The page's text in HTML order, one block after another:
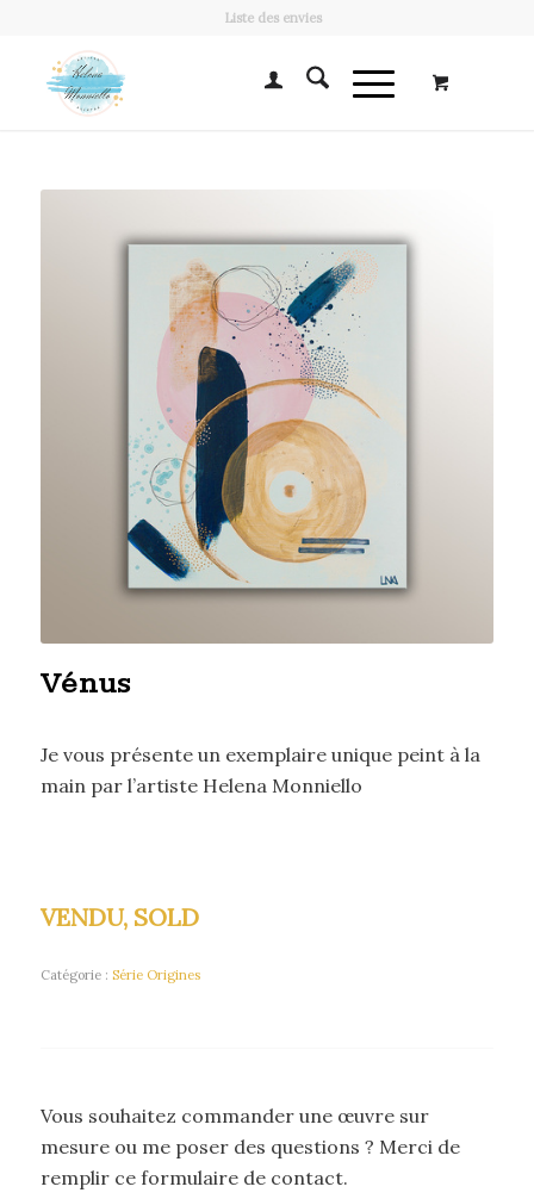
Liste des envies
Vénus
Je vous présente un exemplaire unique peint à la
main par l’artiste Helena Monniello
VENDU, SOLD
Catégorie : Série Origines
Vous souhaitez commander une œuvre sur
mesure ou me poser des questions ? Merci de
remplir ce formulaire de contact.